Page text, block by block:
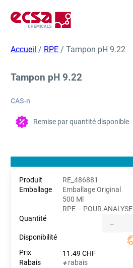
Accueil / RPE / Tampon pH 9.22
Tampon pH 9.22
CAS-n
Remise par quantité disponible
RE_486881
Emballage Original
500 Ml
RPE – POUR ANALYSE
–
11.49CHF
+rabais